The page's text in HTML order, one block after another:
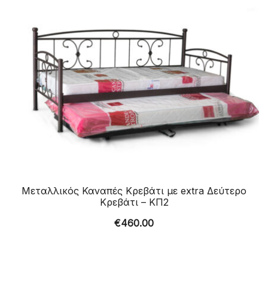
Μεταλλικός Καναπές Κρεβάτι με extra Δεύτερο
Κρεβάτι – ΚΠ2
€460.00